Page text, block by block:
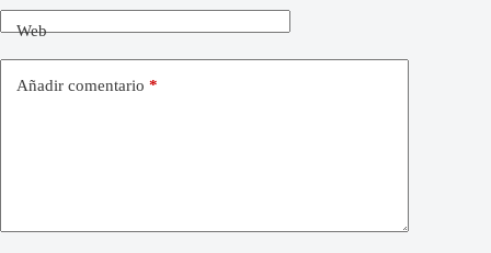
Web
Añadir comentario *